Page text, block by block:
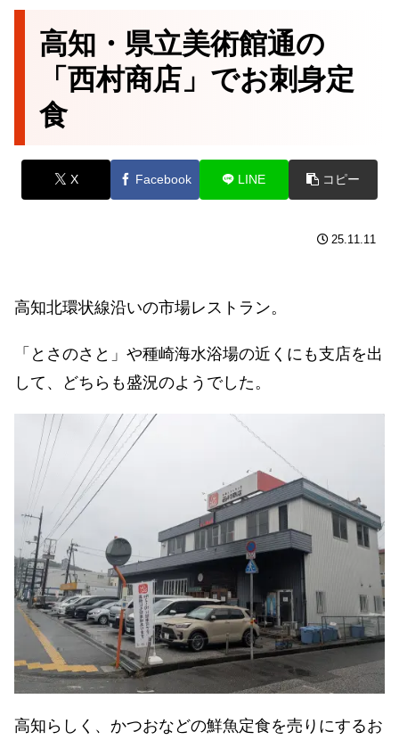
高知・県立美術館通の
「西村商店」でお刺身定
食
X Facebook LINE コピー
25.11.11
高知北環状線沿いの市場レストラン。
「とさのさと」や種崎海水浴場の近くにも支店を出
して、どちらも盛況のようでした。
高知らしく、かつおなどの鮮魚定食を売りにするお